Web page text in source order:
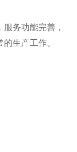
务功能完善，
生产工作。